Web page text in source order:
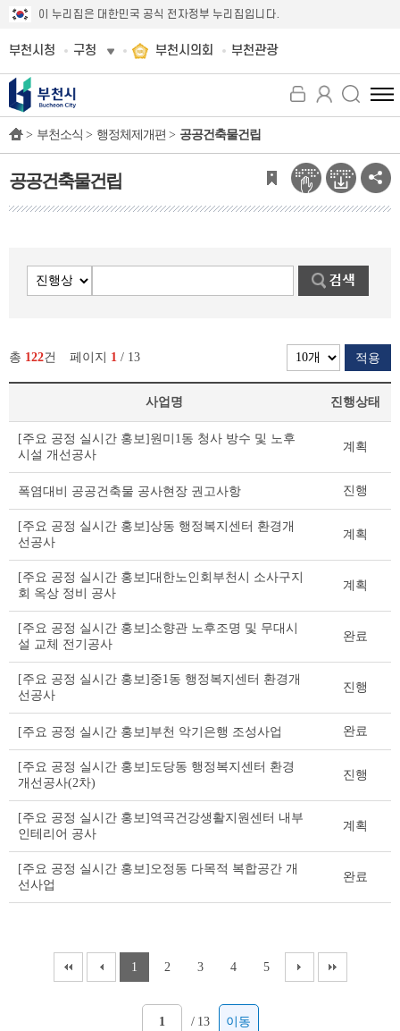
이 누리집은 대한민국 공식 전자정부 누리집입니다.
부천시청 구청 부천시의회 부천관광
전
체
뉴
보
기
> 부천소식 > 행정체제개편 > 공공건축물건립
공공건축물건립
총 122건 페이지 1 / 13 적용
공
공
축
건
립
리
스
트
테
이
블
사업명 진행상태
[주요 공정 실시간 홍보]원미1동 청사 방수 및 노후
시설 개선공사
계획
폭염대비 공공건축물 공사현장 권고사항 진행
[주요 공정 실시간 홍보]상동 행정복지센터 환경개
선공사
계획
[주요 공정 실시간 홍보]대한노인회부천시 소사구지
회 옥상 정비 공사
계획
[주요 공정 실시간 홍보]소향관 노후조명 및 무대시
설 교체 전기공사
완료
[주요 공정 실시간 홍보]중1동 행정복지센터 환경개
선공사
진행
[주요 공정 실시간 홍보]부천 악기은행 조성사업 완료
[주요 공정 실시간 홍보]도당동 행정복지센터 환경
개선공사(2차)
진행
[주요 공정 실시간 홍보]역곡건강생활지원센터 내부
인테리어 공사
계획
[주요 공정 실시간 홍보]오정동 다목적 복합공간 개
선사업
완료
1 2 3 4 5
/ 13 이동